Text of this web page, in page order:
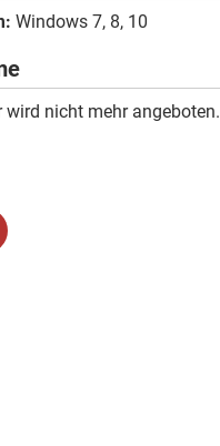
Windows 7, 8, 10
wird nicht mehr angeboten.